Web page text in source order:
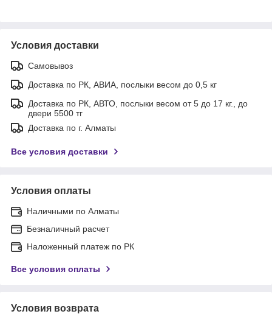
Условия доставки
Самовывоз
Доставка по РК, АВИА, послыки весом до 0,5 кг
Доставка по РК, АВТО, послыки весом от 5 до 17 кг., до
двери 5500 тг
Доставка по г. Алматы
Все условия доставки
Условия оплаты
Наличными по Алматы
Безналичный расчет
Наложенный платеж по РК
Все условия оплаты
Условия возврата